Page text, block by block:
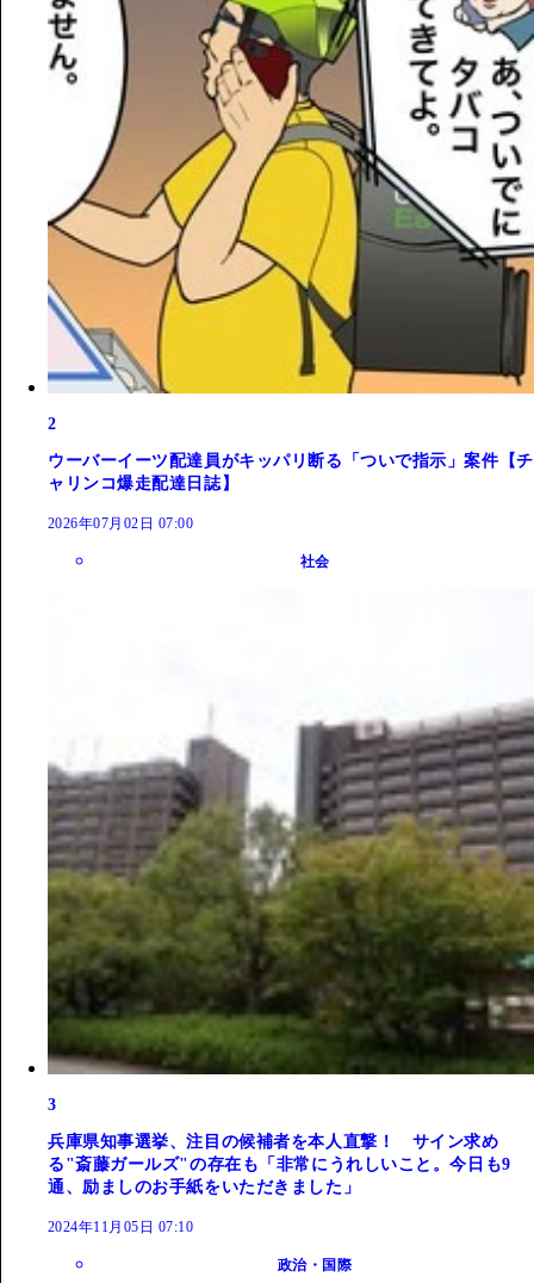
2
ウーバーイーツ配達員がキッパリ断る「ついで指示」案件【チ
ャリンコ爆走配達日誌】
2026年07月02日 07:00
社会
3
兵庫県知事選挙、注目の候補者を本人直撃！ サイン求め
る"斎藤ガールズ"の存在も「非常にうれしいこと。今日も9
通、励ましのお手紙をいただきました」
2024年11月05日 07:10
政治・国際